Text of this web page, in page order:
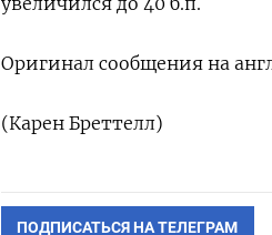
Оригинал ‌сообщения на
(Карен Бреттелл)
ПОДПИСАТЬСЯ НА ТЕЛЕГРАМ